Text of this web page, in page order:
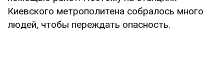
Киевского метрополитена собралось много
людей, чтобы переждать опасность.